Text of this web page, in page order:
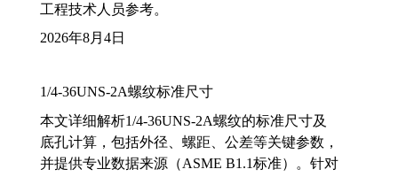
工程技术人员参考。
2026年8月4日
1/4-36UNS-2A螺纹标准尺寸
本文详细解析1/4-36UNS-2A螺纹的标准尺寸及
底孔计算，包括外径、螺距、公差等关键参数，
并提供专业数据来源（ASME B1.1标准）。针对